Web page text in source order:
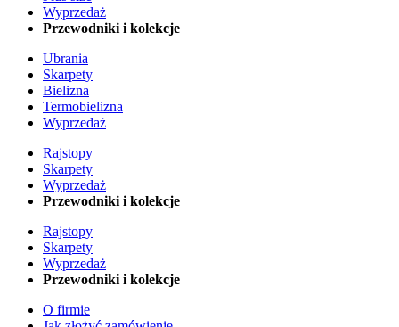
Wyprzedaż
Przewodniki i kolekcje
Ubrania
Skarpety
Bielizna
Termobielizna
Wyprzedaż
Rajstopy
Skarpety
Wyprzedaż
Przewodniki i kolekcje
Rajstopy
Skarpety
Wyprzedaż
Przewodniki i kolekcje
O firmie